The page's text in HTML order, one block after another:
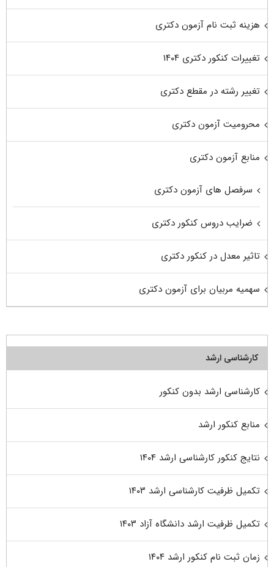
هزینه ثبت نام آزمون دکتری
تغییرات کنکور دکتری ۱۴۰۴
تغییر رشته در مقطع دکتری
محرومیت آزمون دکتری
منابع آزمون دکتری
سرفصل های آزمون دکتری
ضرایب دروس کنکور دکتری
تاثیر معدل در کنکور دکتری
سهمیه مربیان برای آزمون دکتری
کارشناسی ارشد
کارشناسی ارشد بدون کنکور
منابع کنکور ارشد
نتایج کنکور کارشناسی ارشد ۱۴۰۴
تکمیل ظرفیت کارشناسی ارشد ۱۴۰۳
تکمیل ظرفیت ارشد دانشگاه آزاد ۱۴۰۳
زمان ثبت نام کنکور ارشد ۱۴۰۴